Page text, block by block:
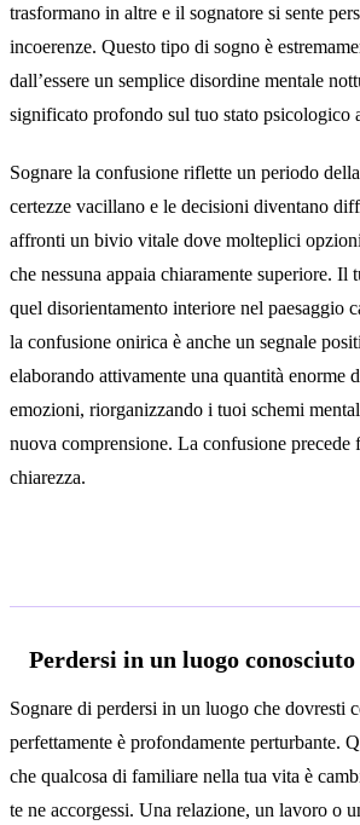
trasformano in altre e il sognatore si sente
incoerenze. Questo tipo di sogno è
dall’essere un semplice disordine mentale
significato profondo sul tuo stato psicologico
Sognare la confusione riflette un periodo
certezze vacillano e le decisioni diventano
affronti un bivio vitale dove molteplici opzioni
che nessuna appaia chiaramente superiore. Il
quel disorientamento interiore nel paesaggio
la confusione onirica è anche un segnale
elaborando attivamente una quantità enorme
emozioni, riorganizzando i tuoi schemi
nuova comprensione. La confusione precede
chiarezza.
Perdersi in un luogo conosciuto
Sognare di perdersi in un luogo che dovresti
perfettamente è profondamente perturbante.
che qualcosa di familiare nella tua vita è
te ne accorgessi. Una relazione, un lavoro o